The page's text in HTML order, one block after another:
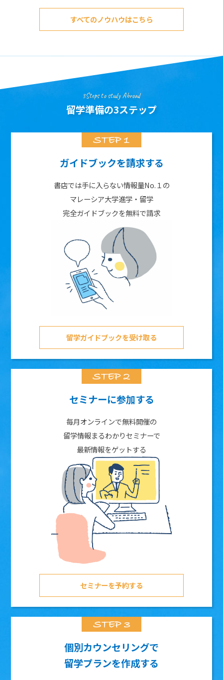
すべてのノウハウはこちら
3Steps to study Abroad
留学準備の3ステップ
ガイドブックを請求する
書店では手に入らない情報量No.１の
マレーシア大学進学・留学
完全ガイドブックを無料で請求
留学ガイドブックを受け取る
セミナーに参加する
毎月オンラインで無料開催の
留学情報まるわかりセミナーで
最新情報をゲットする
セミナーを予約する
個別カウンセリングで
留学プランを作成する